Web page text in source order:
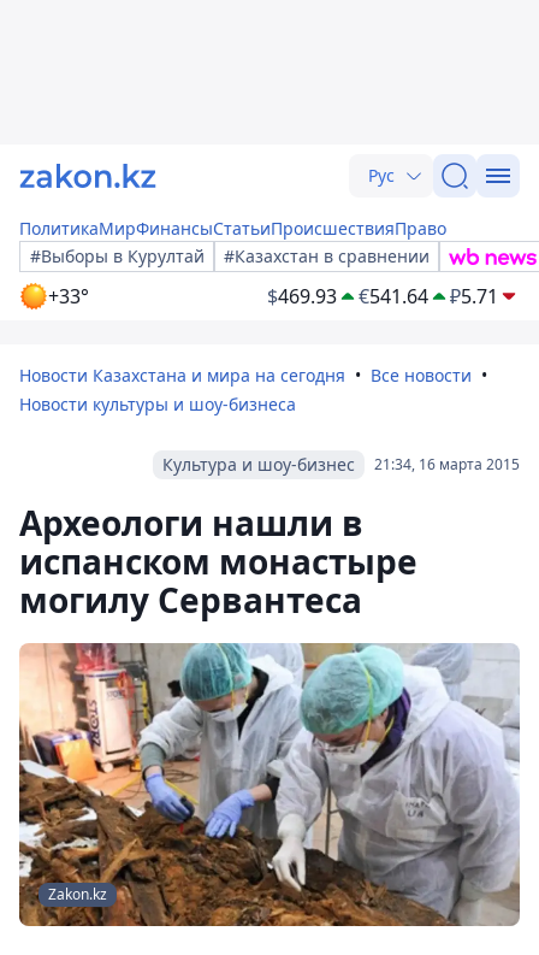
Рус
ПолитикаМирФинансыСтатьиПроисшествияПраво
#Выборы в Курултай
#Казахстан в сравнении
+33° $469.93 €541.64 ₽5.71
Новости Казахстана и мира на сегодня
Все новости
Новости культуры и шоу-бизнеса
21:34, 16 марта 2015
Культура и шоу-бизнес
Археологи нашли в
испанском монастыре
могилу Сервантеса
Zakon.kz